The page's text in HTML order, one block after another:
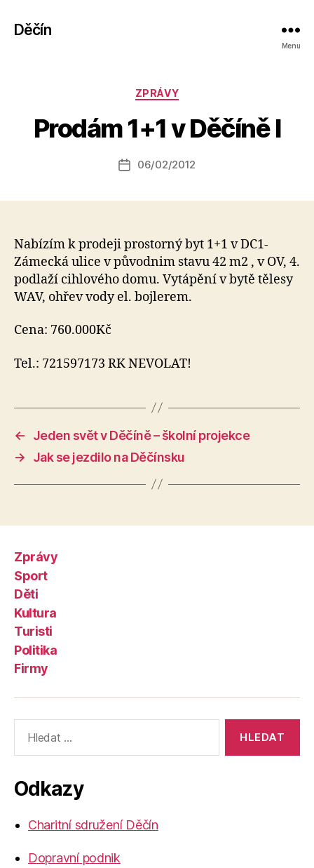
Děčín
Menu
Rubriky
ZPRÁVY
Prodám 1+1 v Děčíně I
Autor
příspěvku
o
a
Datum
06/02/2012
Nabízím k prodeji prostorný byt 1+1 v DC1-
Zámecká ulice v původnim stavu 42 m2 , v OV, 4.
podlaží cihlového domu. Vytápění v bytě tělesy
WAV, ohřev vody el. bojlerem.
Cena: 760.000Kč
Tel.: 721597173 RK NEVOLAT!
←
Jeden svět v Děčíně – školní projekce
→
Jak se jezdilo na Děčínsku
Zprávy
Sport
Děti
Kultura
Turisti
Politika
Firmy
vyhledávání:
Odkazy
Charitní sdružení Děčín
Dopravní podnik